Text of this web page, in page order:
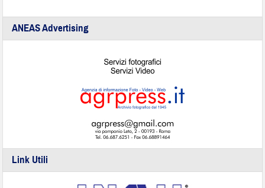
ANEAS Advertising
Link Utili